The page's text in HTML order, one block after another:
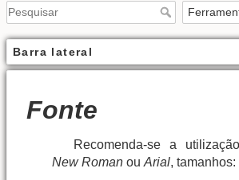
Barra lateral
Fonte
Recomenda-se a
New Roman ou Arial, tamanhos: